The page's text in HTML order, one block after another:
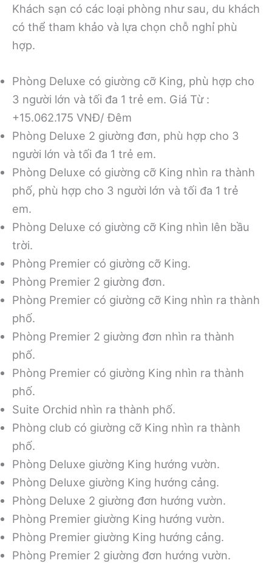
Khách sạn có các loại phòng như sau, du khách
có thể tham khảo và lựa chọn chỗ nghỉ phù
hợp.
Phòng Deluxe có giường cỡ King, phù hợp cho
3 người lớn và tối đa 1 trẻ em. Giá Từ :
+15.062.175 VNĐ/ Đêm
Phòng Deluxe 2 giường đơn, phù hợp cho 3
người lớn và tối đa 1 trẻ em.
Phòng Deluxe có giường cỡ King nhìn ra thành
phố, phù hợp cho 3 người lớn và tối đa 1 trẻ
em.
Phòng Deluxe có giường cỡ King nhìn lên bầu
trời.
Phòng Premier có giường cỡ King.
Phòng Premier 2 giường đơn.
Phòng Premier có giường cỡ King nhìn ra thành
phố.
Phòng Premier 2 giường đơn nhìn ra thành
phố.
Phòng Premier có giường King nhìn ra thành
phố.
Suite Orchid nhìn ra thành phố.
Phòng club có giường cỡ King nhìn ra thành
phố.
Phòng Deluxe giường King hướng vườn.
Phòng Deluxe giường King hướng cảng.
Phòng Deluxe 2 giường đơn hướng vườn.
Phòng Premier giường King hướng vườn.
Phòng Premier giường King hướng cảng.
Phòng Premier 2 giường đơn hướng vườn.